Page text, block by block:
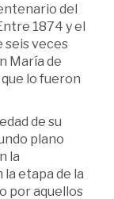
del
1874 y el
seis veces
María de
lo fueron
de su
plano
la
etapa de la
por aquellos